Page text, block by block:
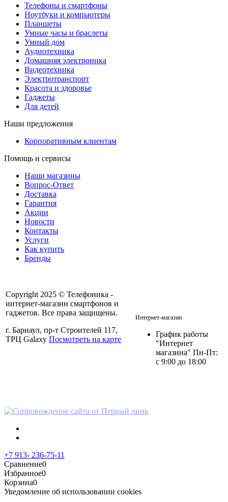
Телефоны и смартфоны
Ноутбуки и компьютеры
Планшеты
Умные часы и браслеты
Умный дом
Аудиотехника
Домашняя электроника
Видеотехника
Электротранспорт
Красота и здоровье
Гаджеты
Для детей
Наши предложения
Корпоративным клиентам
Помощь и сервисы
Наши магазины
Вопрос-Ответ
Доставка
Гарантия
Акции
Новости
Контакты
Услуги
Как купить
Бренды
Copyright 2025 © Телефоника -
интернет-магазин смартфонов и
гаджетов. Все права защищены.
г. Барнаул, пр-т Строителей 117,
ТРЦ Galaxy Посмотреть на карте
Интернет-магазин
График работы
"Интернет
магазина" Пн-Пт:
с 9:00 до 18:00
+7 913- 236-75-11
Сравнение0
Избранное0
Корзина0
Уведомление об использовании cookies